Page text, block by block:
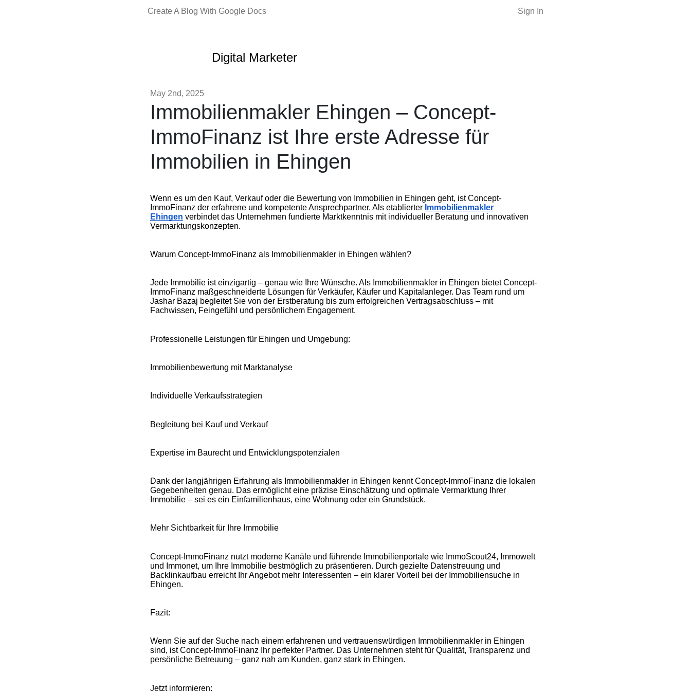
Create A Blog With Google Docs Sign In
Digital Marketer
May 2nd, 2025
Immobilienmakler Ehingen – Concept-
ImmoFinanz ist Ihre erste Adresse für
Immobilien in Ehingen
Wenn es um den Kauf, Verkauf oder die Bewertung von Immobilien in Ehingen geht, ist Concept-
ImmoFinanz der erfahrene und kompetente Ansprechpartner. Als etablierter Immobilienmakler
Ehingen verbindet das Unternehmen fundierte Marktkenntnis mit individueller Beratung und innovativen
Vermarktungskonzepten.
Warum Concept-ImmoFinanz als Immobilienmakler in Ehingen wählen?
Jede Immobilie ist einzigartig – genau wie Ihre Wünsche. Als Immobilienmakler in Ehingen bietet Concept-
ImmoFinanz maßgeschneiderte Lösungen für Verkäufer, Käufer und Kapitalanleger. Das Team rund um
Jashar Bazaj begleitet Sie von der Erstberatung bis zum erfolgreichen Vertragsabschluss – mit
Fachwissen, Feingefühl und persönlichem Engagement.
Professionelle Leistungen für Ehingen und Umgebung:
Immobilienbewertung mit Marktanalyse
Individuelle Verkaufsstrategien
Begleitung bei Kauf und Verkauf
Expertise im Baurecht und Entwicklungspotenzialen
Dank der langjährigen Erfahrung als Immobilienmakler in Ehingen kennt Concept-ImmoFinanz die lokalen
Gegebenheiten genau. Das ermöglicht eine präzise Einschätzung und optimale Vermarktung Ihrer
Immobilie – sei es ein Einfamilienhaus, eine Wohnung oder ein Grundstück.
Mehr Sichtbarkeit für Ihre Immobilie
Concept-ImmoFinanz nutzt moderne Kanäle und führende Immobilienportale wie ImmoScout24, Immowelt
und Immonet, um Ihre Immobilie bestmöglich zu präsentieren. Durch gezielte Datenstreuung und
Backlinkaufbau erreicht Ihr Angebot mehr Interessenten – ein klarer Vorteil bei der Immobiliensuche in
Ehingen.
Fazit:
Wenn Sie auf der Suche nach einem erfahrenen und vertrauenswürdigen Immobilienmakler in Ehingen
sind, ist Concept-ImmoFinanz Ihr perfekter Partner. Das Unternehmen steht für Qualität, Transparenz und
persönliche Betreuung – ganz nah am Kunden, ganz stark in Ehingen.
Jetzt informieren: